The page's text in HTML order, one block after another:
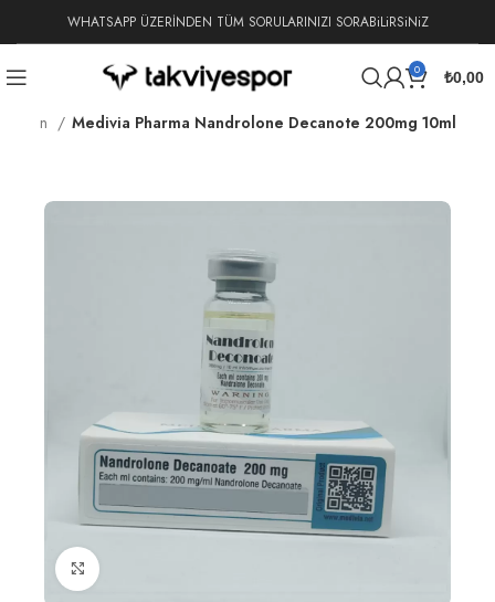
WHATSAPP ÜZERİNDEN TÜM SORULARINIZI SORABiLiRSiNiZ
0 ₺0,00
Medivia Pharma Nandrolone Decanote 200mg 10ml